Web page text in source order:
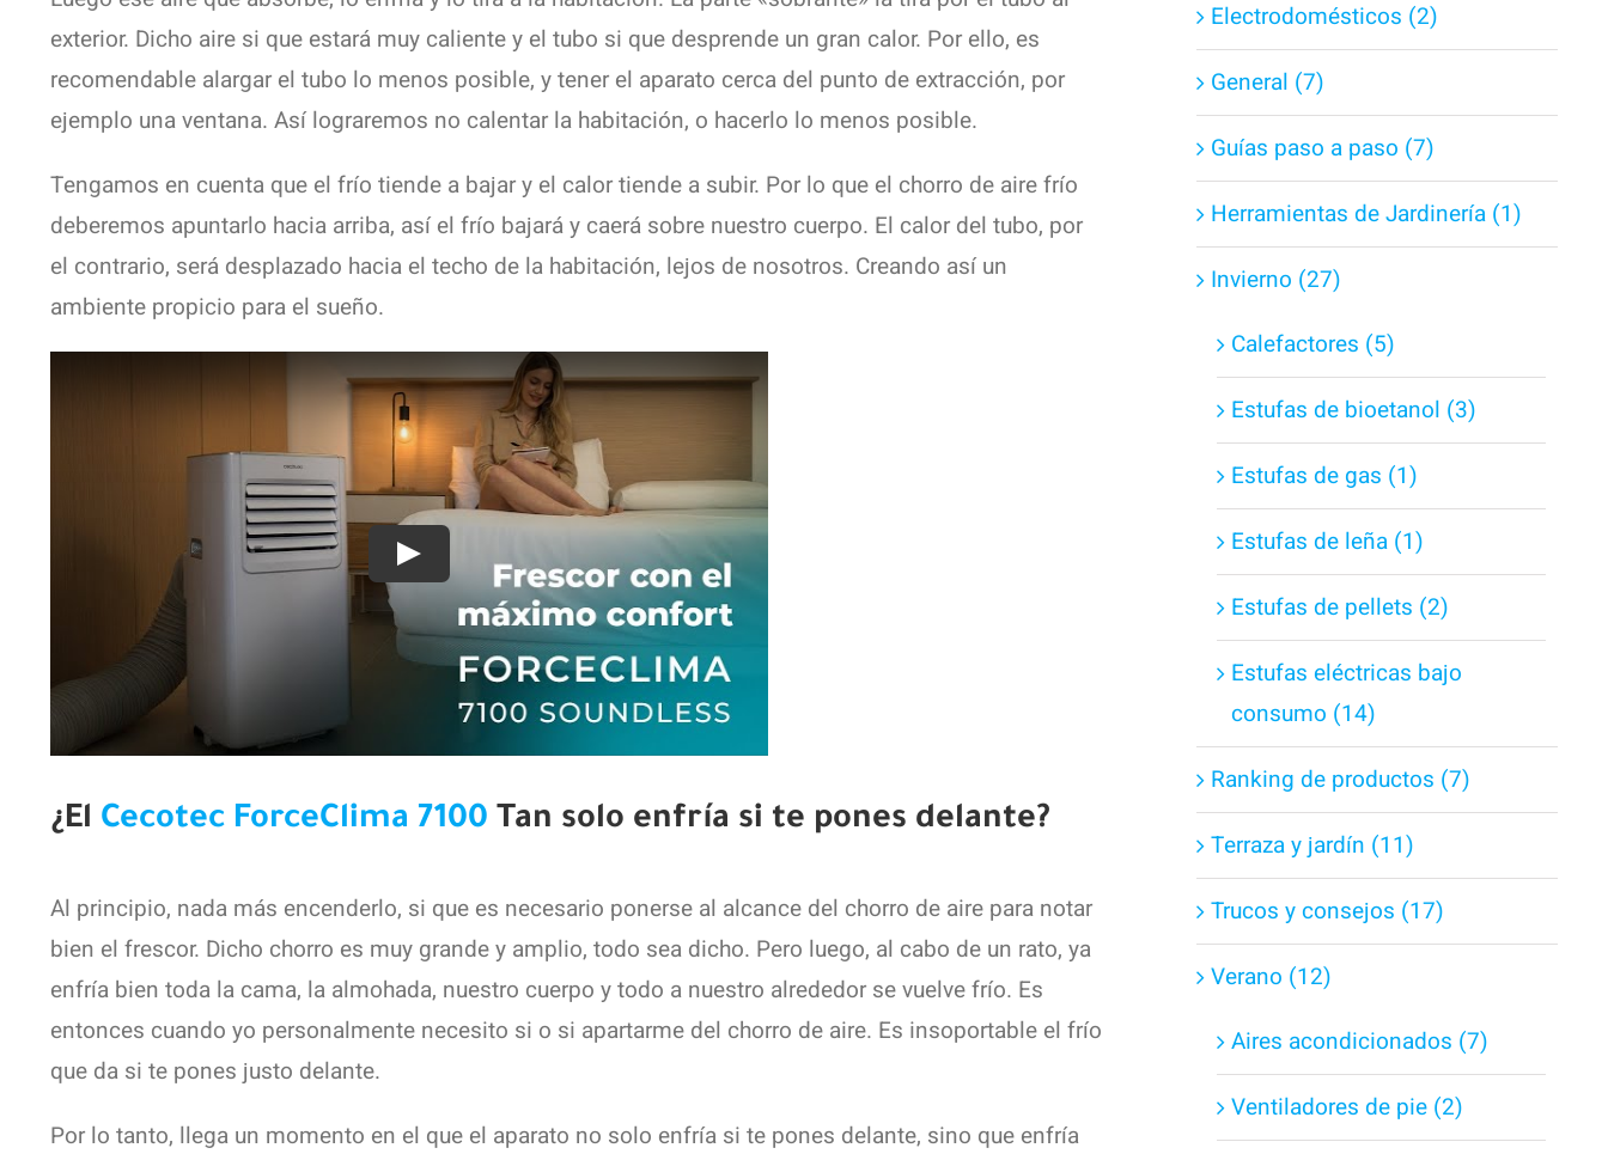
exterior. Dicho aire si que estará muy caliente y el tubo si que desprende un gran calor. Por ello, es
recomendable alargar el tubo lo menos posible, y tener el aparato cerca del punto de extracción, por
ejemplo una ventana. Así lograremos no calentar la habitación, o hacerlo lo menos posible.
Tengamos en cuenta que el frío tiende a bajar y el calor tiende a subir. Por lo que el chorro de aire frío
deberemos apuntarlo hacia arriba, así el frío bajará y caerá sobre nuestro cuerpo. El calor del tubo, por
el contrario, será desplazado hacia el techo de la habitación, lejos de nosotros. Creando así un
ambiente propicio para el sueño.
Play
¿El Cecotec ForceClima 7100 Tan solo enfría si te pones delante?
Al principio, nada más encenderlo, si que es necesario ponerse al alcance del chorro de aire para notar
bien el frescor. Dicho chorro es muy grande y amplio, todo sea dicho. Pero luego, al cabo de un rato, ya
enfría bien toda la cama, la almohada, nuestro cuerpo y todo a nuestro alrededor se vuelve frío. Es
entonces cuando yo personalmente necesito si o si apartarme del chorro de aire. Es insoportable el frío
que da si te pones justo delante.
Por lo tanto, llega un momento en el que el aparato no solo enfría si te pones delante, sino que enfría
Electrodomésticos (2)
General (7)
Guías paso a paso (7)
Herramientas de Jardinería (1)
Invierno (27)
Calefactores (5)
Estufas de bioetanol (3)
Estufas de gas (1)
Estufas de leña (1)
Estufas de pellets (2)
Estufas eléctricas bajo
consumo (14)
Ranking de productos (7)
Terraza y jardín (11)
Trucos y consejos (17)
Verano (12)
Aires acondicionados (7)
Ventiladores de pie (2)